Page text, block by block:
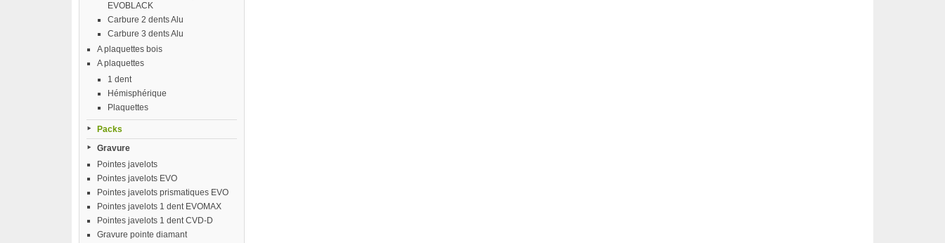
EVOBLACK
Carbure 2 dents Alu
Carbure 3 dents Alu
A plaquettes bois
A plaquettes
1 dent
Hémisphérique
Plaquettes
Packs
Gravure
Pointes javelots
Pointes javelots EVO
Pointes javelots prismatiques EVO
Pointes javelots 1 dent EVOMAX
Pointes javelots 1 dent CVD-D
Gravure pointe diamant